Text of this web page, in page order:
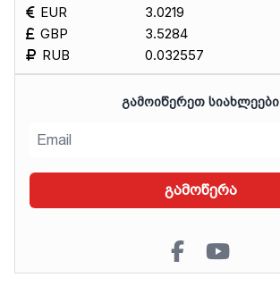
EUR
GBP
RUB
3.0219
3.5284
0.032557
ᲒᲐᲛᲝᲘᲬᲔᲠᲔᲗ ᲡᲘᲐᲮᲚᲔᲔᲑᲘ
გამოწერა